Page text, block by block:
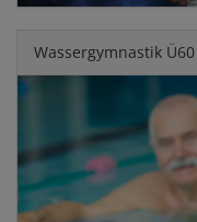
Wassergymnastik Ü60